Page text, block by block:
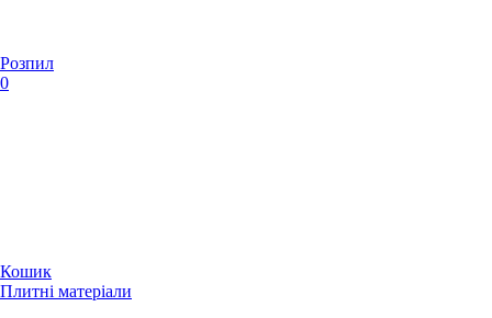
Розпил
0
Кошик
Плитні матеріали